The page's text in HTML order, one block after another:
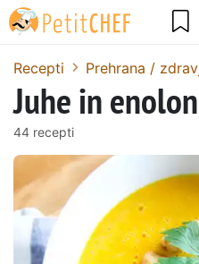
Recepti Prehrana /
Juhe in
44 recepti